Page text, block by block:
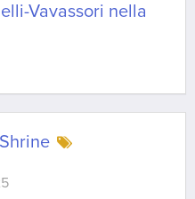
Vavassori nella
Shrine